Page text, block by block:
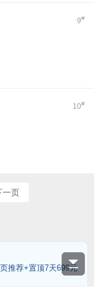
9#
10#
一页
推荐+置顶7天699元